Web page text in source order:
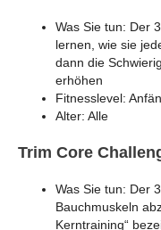
Was Sie tun: Der
lernen, wie sie
dann die
erhöhen
Fitnesslevel:
Alter: Alle
Trim Core
Was Sie tun: Der
Bauchmuskeln
Kerntraining“